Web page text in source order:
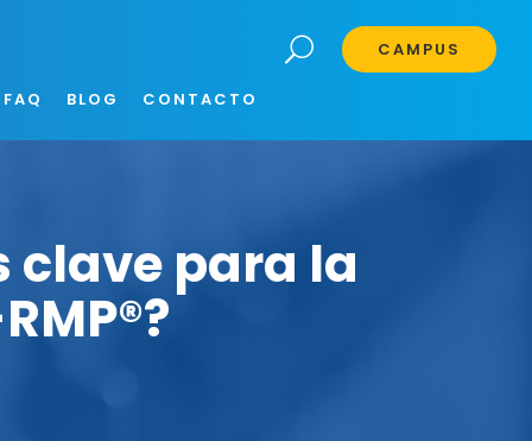
clave para la
CAMPUS
FAQ BLOG CONTACTO